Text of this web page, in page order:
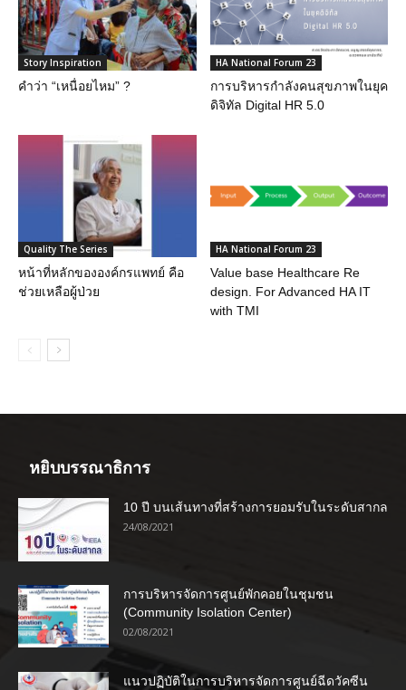
Story Inspiration
คำว่า “เหนื่อยไหม” ?
HA National Forum 23
การบริหารกำลังคนสุขภาพในยุค
ดิจิทัล Digital HR 5.0
Quality The Series
หน้าที่หลักขององค์กรแพทย์ คือ
ช่วยเหลือผู้ป่วย
HA National Forum 23
Value base Healthcare Re
design. For Advanced HA IT
with TMI
หยิบบรรณาธิการ
10 ปี บนเส้นทางที่สร้างการยอมรับในระดับสากล
24/08/2021
การบริหารจัดการศูนย์พักคอยในชุมชน
(Community Isolation Center)
02/08/2021
แนวปฏิบัติในการบริหารจัดการศูนย์ฉีดวัคซีน